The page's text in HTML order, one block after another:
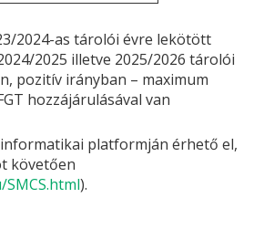
2024-as tárolói évre lekötött
2025 illetve 2025/2026 tárolói
pozitív irányban – maximum
hozzájárulásával van
informatikai platformján érhető el,
követően
).